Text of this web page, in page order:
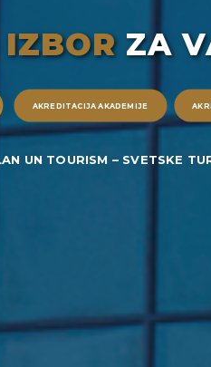
ZA
AKREDITACIJA AKADEMIJE
UN TOURISM – SVETSKE